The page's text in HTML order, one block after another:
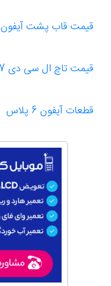
قیمت قاب پشت آیفون 11
قیمت تاچ ال سی دی A7 2017
قطعات آیفون 6 پلاس